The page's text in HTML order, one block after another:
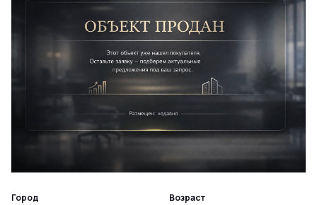
Город Возраст